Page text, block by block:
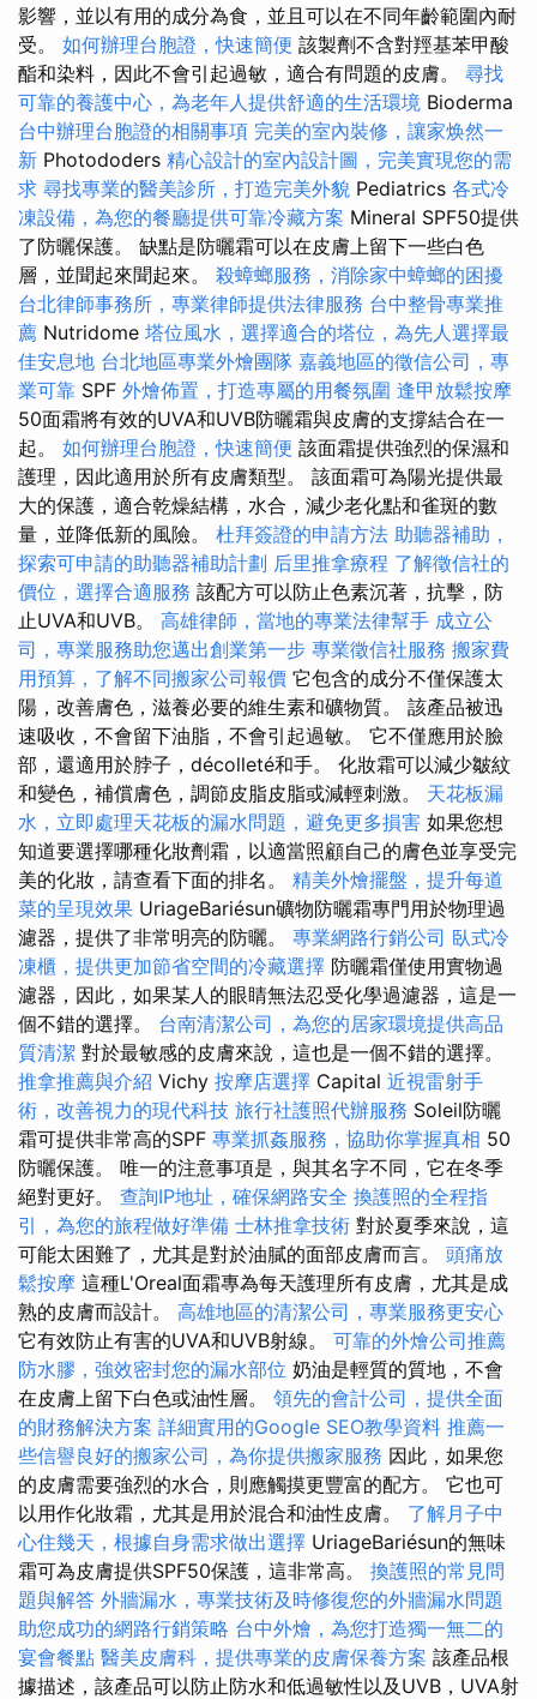
影響，並以有用的成分為食，並且可以在不同年齡範圍內耐
受。 如何辦理台胞證，快速簡便 該製劑不含對羥基苯甲酸
酯和染料，因此不會引起過敏，適合有問題的皮膚。 尋找
可靠的養護中心，為老年人提供舒適的生活環境 Bioderma
台中辦理台胞證的相關事項 完美的室內裝修，讓家焕然一
新 Photododers 精心設計的室內設計圖，完美實現您的需
求 尋找專業的醫美診所，打造完美外貌 Pediatrics 各式冷
凍設備，為您的餐廳提供可靠冷藏方案 Mineral SPF50提供
了防曬保護。 缺點是防曬霜可以在皮膚上留下一些白色
層，並聞起來聞起來。 殺蟑螂服務，消除家中蟑螂的困擾
台北律師事務所，專業律師提供法律服務 台中整骨專業推
薦 Nutridome 塔位風水，選擇適合的塔位，為先人選擇最
佳安息地 台北地區專業外燴團隊 嘉義地區的徵信公司，專
業可靠 SPF 外燴佈置，打造專屬的用餐氛圍 逢甲放鬆按摩
50面霜將有效的UVA和UVB防曬霜與皮膚的支撐結合在一
起。 如何辦理台胞證，快速簡便 該面霜提供強烈的保濕和
護理，因此適用於所有皮膚類型。 該面霜可為陽光提供最
大的保護，適合乾燥結構，水合，減少老化點和雀斑的數
量，並降低新的風險。 杜拜簽證的申請方法 助聽器補助，
探索可申請的助聽器補助計劃 后里推拿療程 了解徵信社的
價位，選擇合適服務 該配方可以防止色素沉著，抗擊，防
止UVA和UVB。 高雄律師，當地的專業法律幫手 成立公
司，專業服務助您邁出創業第一步 專業徵信社服務 搬家費
用預算，了解不同搬家公司報價 它包含的成分不僅保護太
陽，改善膚色，滋養必要的維生素和礦物質。 該產品被迅
速吸收，不會留下油脂，不會引起過敏。 它不僅應用於臉
部，還適用於脖子，décolleté和手。 化妝霜可以減少皺紋
和變色，補償膚色，調節皮脂皮脂或減輕刺激。 天花板漏
水，立即處理天花板的漏水問題，避免更多損害 如果您想
知道要選擇哪種化妝劑霜，以適當照顧自己的膚色並享受完
美的化妝，請查看下面的排名。 精美外燴擺盤，提升每道
菜的呈現效果 UriageBariésun礦物防曬霜專門用於物理過
濾器，提供了非常明亮的防曬。 專業網路行銷公司 臥式冷
凍櫃，提供更加節省空間的冷藏選擇 防曬霜僅使用實物過
濾器，因此，如果某人的眼睛無法忍受化學過濾器，這是一
個不錯的選擇。 台南清潔公司，為您的居家環境提供高品
質清潔 對於最敏感的皮膚來說，這也是一個不錯的選擇。
推拿推薦與介紹 Vichy 按摩店選擇 Capital 近視雷射手
術，改善視力的現代科技 旅行社護照代辦服務 Soleil防曬
霜可提供非常高的SPF 專業抓姦服務，協助你掌握真相 50
防曬保護。 唯一的注意事項是，與其名字不同，它在冬季
絕對更好。 查詢IP地址，確保網路安全 換護照的全程指
引，為您的旅程做好準備 士林推拿技術 對於夏季來說，這
可能太困難了，尤其是對於油膩的面部皮膚而言。 頭痛放
鬆按摩 這種L'Oreal面霜專為每天護理所有皮膚，尤其是成
熟的皮膚而設計。 高雄地區的清潔公司，專業服務更安心
它有效防止有害的UVA和UVB射線。 可靠的外燴公司推薦
防水膠，強效密封您的漏水部位 奶油是輕質的質地，不會
在皮膚上留下白色或油性層。 領先的會計公司，提供全面
的財務解決方案 詳細實用的Google SEO教學資料 推薦一
些信譽良好的搬家公司，為你提供搬家服務 因此，如果您
的皮膚需要強烈的水合，則應觸摸更豐富的配方。 它也可
以用作化妝霜，尤其是用於混合和油性皮膚。 了解月子中
心住幾天，根據自身需求做出選擇 UriageBariésun的無味
霜可為皮膚提供SPF50保護，這非常高。 換護照的常見問
題與解答 外牆漏水，專業技術及時修復您的外牆漏水問題
助您成功的網路行銷策略 台中外燴，為您打造獨一無二的
宴會餐點 醫美皮膚科，提供專業的皮膚保養方案 該產品根
據描述，該產品可以防止防水和低過敏性以及UVB，UVA射